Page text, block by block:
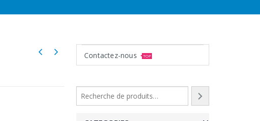
Contactez-nous TOP